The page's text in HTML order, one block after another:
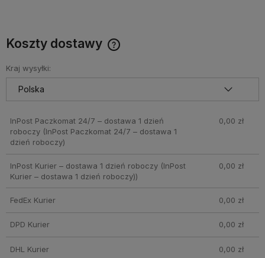
Koszty dostawy
Kraj wysyłki:
InPost Paczkomat 24/7 – dostawa 1 dzień
roboczy(InPost Paczkomat 24/7 – dostawa 1
dzień roboczy)
0,00 zł
InPost Kurier – dostawa 1 dzień roboczy(InPost
Kurier – dostawa 1 dzień roboczy))
0,00 zł
FedEx Kurier 0,00 zł
DPD Kurier 0,00 zł
DHL Kurier 0,00 zł